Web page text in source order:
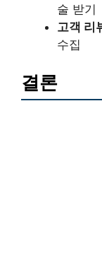
술 받기
고객 리
수집
결론